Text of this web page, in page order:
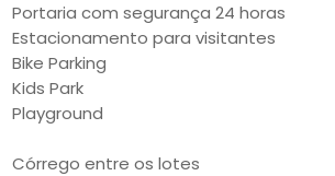
Portaria com segurança 24 horas
Estacionamento para visitantes
Bike Parking
Kids Park
Playground
Córrego entre os lotes